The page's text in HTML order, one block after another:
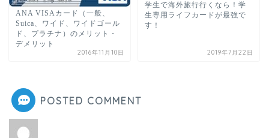
ANA VISAカード（一般、
Suica、ワイド、ワイドゴール
ド、プラチナ）のメリット・
デメリット
2016年11月10日
学生で海外旅行行くなら！学
生専用ライフカードが最強で
す！
2019年7月22日
POSTED COMMENT